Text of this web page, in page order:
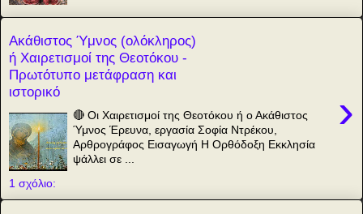
Ακάθιστος Ύμνος (ολόκληρος)
ή Χαιρετισμοί της Θεοτόκου -
Πρωτότυπο μετάφραση και
ιστορικό
›
🔴 Οι Χαιρετισμοί της Θεοτόκου ή ο Ακάθιστος
Ύμνος Έρευνα, εργασία Σοφία Ντρέκου,
Αρθρογράφος Εισαγωγή Η Ορθόδοξη Εκκλησία
ψάλλει σε ...
1 σχόλιο: